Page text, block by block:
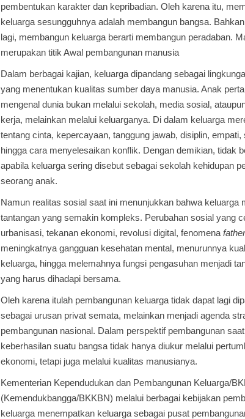
pembentukan karakter dan kepribadian. Oleh karena itu,
keluarga sesungguhnya adalah membangun bangsa.
lagi, membangun keluarga berarti membangun peradaban.
merupakan titik Awal pembangunan manusia
Dalam berbagai kajian, keluarga dipandang sebagai
yang menentukan kualitas sumber daya manusia. Anak
mengenal dunia bukan melalui sekolah, media sosial,
kerja, melainkan melalui keluarganya. Di dalam keluarga
tentang cinta, kepercayaan, tanggung jawab, disiplin, empati,
hingga cara menyelesaikan konflik. Dengan demikian, tidak
apabila keluarga sering disebut sebagai sekolah kehidupan
seorang anak.
Namun realitas sosial saat ini menunjukkan bahwa keluarga
tantangan yang semakin kompleks. Perubahan sosial yang
urbanisasi, tekanan ekonomi, revolusi digital, fenomena
meningkatnya gangguan kesehatan mental, menurunnya
keluarga, hingga melemahnya fungsi pengasuhan menjadi
yang harus dihadapi bersama.
Oleh karena itulah pembangunan keluarga tidak dapat lagi
sebagai urusan privat semata, melainkan menjadi agenda
pembangunan nasional. Dalam perspektif pembangunan
keberhasilan suatu bangsa tidak hanya diukur melalui
ekonomi, tetapi juga melalui kualitas manusianya.
Kementerian Kependudukan dan Pembangunan Keluarga/
(Kemendukbangga/BKKBN) melalui berbagai kebijakan
keluarga menempatkan keluarga sebagai pusat